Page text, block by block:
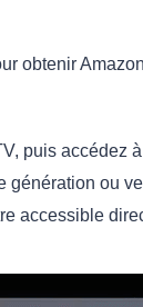
obtenir
puis accédez
génération ou
accessible